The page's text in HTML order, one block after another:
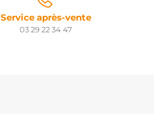
Service après-vente
03 29 22 34 47